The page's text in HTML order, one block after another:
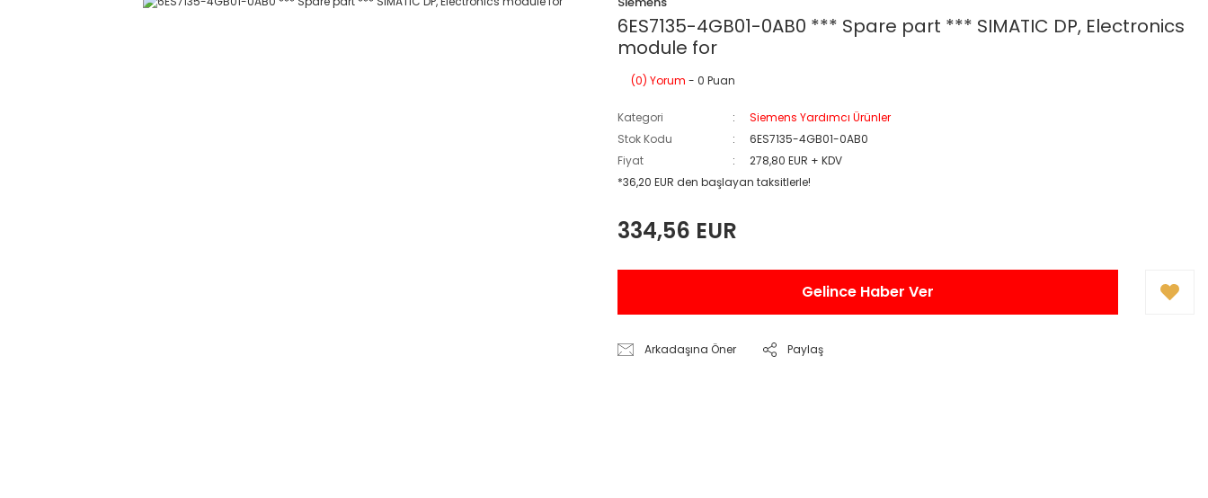
6ES7135-4GB01-0AB0 *** Spare part *** SIMATIC DP, Electronics
module for
(0) Yorum - 0 Puan
Kategori
Siemens Yardımcı Ürünler
Stok Kodu
6ES7135-4GB01-0AB0
Fiyat
278,80 EUR + KDV
*36,20 EUR den başlayan taksitlerle!
334,56 EUR
Gelince Haber Ver
Arkadaşına Öner Paylaş